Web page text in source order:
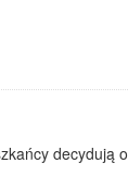
decydują o